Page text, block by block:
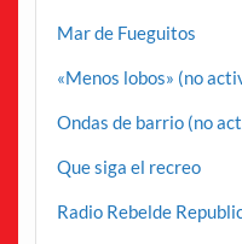
Mar de Fueguitos
«Menos lobos» (no
Ondas de barrio (no
Que siga el recreo
Radio Rebelde